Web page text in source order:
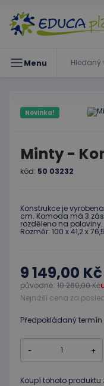
Menu
Novinka!
Minty -
kód: 50 03232
Konstrukce je
cm. Komoda má 3
rozděleno na poloviny.
Rozměr: 100 x 41,2 x
9 149,00 Kč
původně: 10 260,00 Kč
Nejnižší cena za
Předpokládaný
- +
Koupí tohoto produktu